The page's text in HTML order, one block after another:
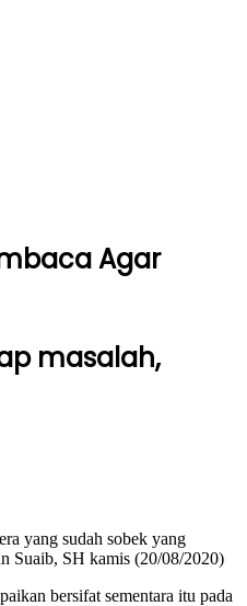
Agar
masalah,
yang sudah sobek yang
Suaib, SH kamis (20/08/2020)
bersifat sementara itu pada